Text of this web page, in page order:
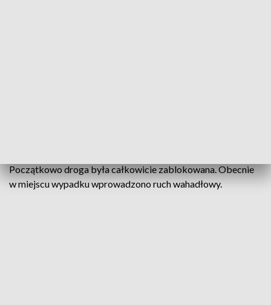
Początkowo droga była całkowicie zablokowana. Obecnie
w miejscu wypadku wprowadzono ruch wahadłowy.